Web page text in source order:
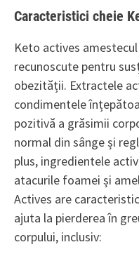
Caracteristici cheie
Keto actives
recunoscute pentru
obezității. Extractele
condimentele
pozitivă a grăsimii
normal din sânge și
plus, ingredientele
atacurile foamei și
Actives are
ajuta la pierderea în
corpului, inclusiv: